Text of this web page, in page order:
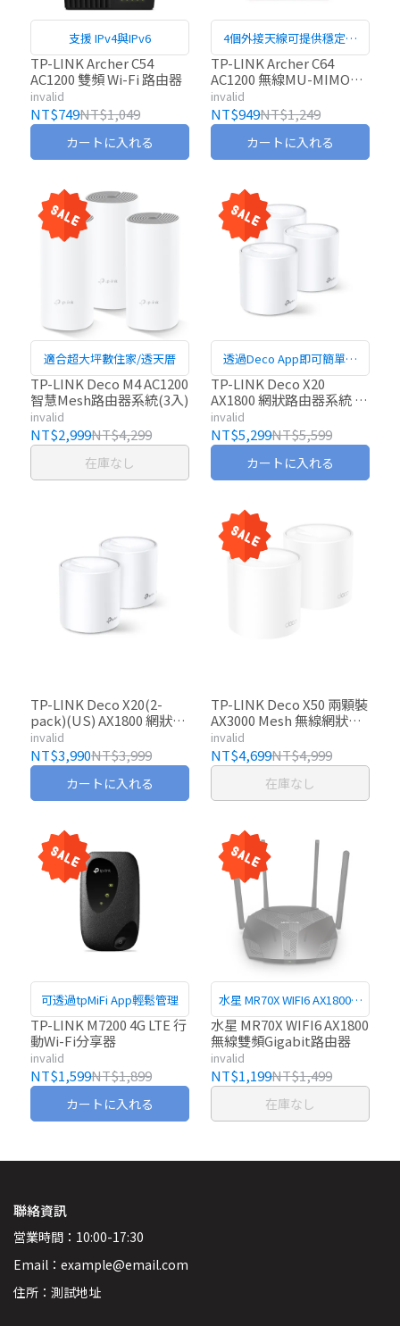
支援 IPv4與IPv6
TP-LINK Archer C54
AC1200 雙頻 Wi-Fi 路由器
invalid
NT$749NT$1,049
カートに入れる
4個外接天線可提供穩定的
無線連接和最佳的覆蓋範圍
TP-LINK Archer C64
AC1200 無線MU-MIMO路
由器
invalid
NT$949NT$1,249
カートに入れる
適合超大坪數住家/透天厝
TP-LINK Deco M4 AC1200
智慧Mesh路由器系統(3入)
invalid
NT$2,999NT$4,299
在庫なし
透過Deco App即可簡單設
定使用
TP-LINK Deco X20
AX1800 網狀路由器系統 (3
入)
invalid
NT$5,299NT$5,599
カートに入れる
TP-LINK Deco X20(2-
pack)(US) AX1800 網狀路
由器系統
invalid
NT$3,990NT$3,999
カートに入れる
TP-LINK Deco X50 兩顆裝
AX3000 Mesh 無線網狀路
由器
invalid
NT$4,699NT$4,999
在庫なし
可透過tpMiFi App輕鬆管理
TP-LINK M7200 4G LTE 行
動Wi-Fi分享器
invalid
NT$1,599NT$1,899
カートに入れる
水星 MR70X WIFI6 AX1800無
線雙頻Gigabit路由器
水星 MR70X WIFI6 AX1800
無線雙頻Gigabit路由器
invalid
NT$1,199NT$1,499
在庫なし
聯絡資訊
営業時間：10:00-17:30
Email：example@email.com
住所：測試地址